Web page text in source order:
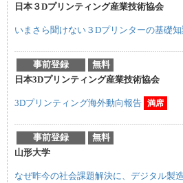
日本３Dプリンティング産業技術協会
いまさら聞けない３Dプリンターの基礎
事前登録
無料
日本3Dプリンティング産業技術協会
3Dプリンティング海外動向報告 満席
事前登録
無料
山形大学
なぜ昨今の社会課題解決に、デジタル製